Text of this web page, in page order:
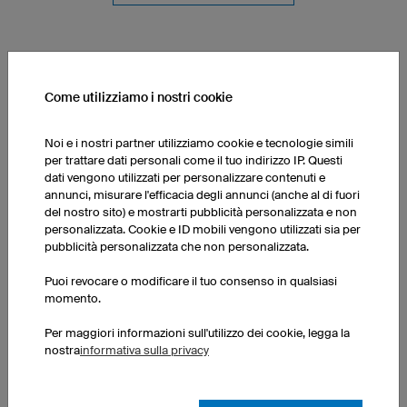
Made in Germany
Come utilizziamo i nostri cookie
Noi e i nostri partner utilizziamo cookie e tecnologie simili
per trattare dati personali come il tuo indirizzo IP. Questi
dati vengono utilizzati per personalizzare contenuti e
annunci, misurare l'efficacia degli annunci (anche al di fuori
del nostro sito) e mostrarti pubblicità personalizzata e non
personalizzata. Cookie e ID mobili vengono utilizzati sia per
pubblicità personalizzata che non personalizzata.
Puoi revocare o modificare il tuo consenso in qualsiasi
momento.
Per maggiori informazioni sull'utilizzo dei cookie, legga la
nostrainformativa sulla privacy